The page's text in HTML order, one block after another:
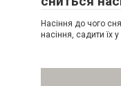
Насіння до чого
насіння, садити їх